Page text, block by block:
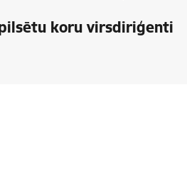
koru virsdiriģenti